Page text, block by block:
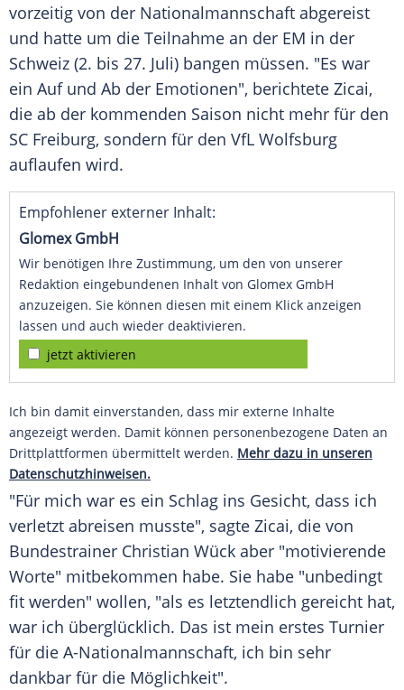
vorzeitig von der Nationalmannschaft abgereist
und hatte um die Teilnahme an der EM in der
Schweiz (2. bis 27. Juli) bangen müssen. "Es war
ein Auf und Ab der Emotionen", berichtete Zicai,
die ab der kommenden Saison nicht mehr für den
SC Freiburg, sondern für den VfL Wolfsburg
auflaufen wird.
Empfohlener externer Inhalt:
Glomex GmbH
Wir benötigen Ihre Zustimmung, um den von unserer
Redaktion eingebundenen Inhalt von Glomex GmbH
anzuzeigen. Sie können diesen mit einem Klick anzeigen
lassen und auch wieder deaktivieren.
jetzt aktivieren
Ich bin damit einverstanden, dass mir externe Inhalte
angezeigt werden. Damit können personenbezogene Daten an
Drittplattformen übermittelt werden. Mehr dazu in unseren
Datenschutzhinweisen.
"Für mich war es ein Schlag ins Gesicht, dass ich
verletzt abreisen musste", sagte Zicai, die von
Bundestrainer Christian Wück aber "motivierende
Worte" mitbekommen habe. Sie habe "unbedingt
fit werden" wollen, "als es letztendlich gereicht hat,
war ich überglücklich. Das ist mein erstes Turnier
für die A-Nationalmannschaft, ich bin sehr
dankbar für die Möglichkeit".